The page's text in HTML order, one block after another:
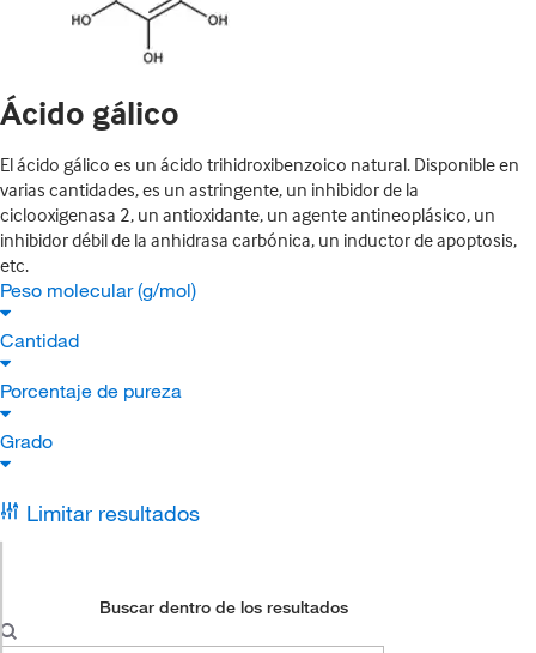
Ácido gálico
El ácido gálico es un ácido trihidroxibenzoico natural. Disponible en
varias cantidades, es un astringente, un inhibidor de la
ciclooxigenasa 2, un antioxidante, un agente antineoplásico, un
inhibidor débil de la anhidrasa carbónica, un inductor de apoptosis,
etc.
Peso molecular (g/mol)
Cantidad
Porcentaje de pureza
Grado
Limitar resultados
Buscar dentro de los resultados